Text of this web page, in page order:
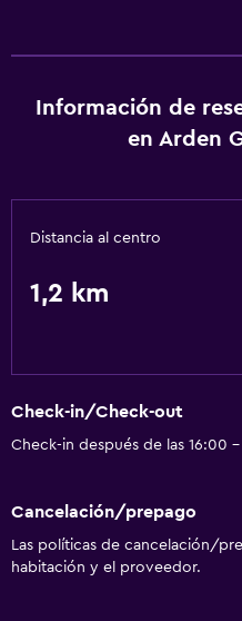
Información de
en Arden
Distancia al centro
1,2 km
Check-in/Check-out
Check-in después de las 16:00
Cancelación/prepago
Las políticas de cancelación/
habitación y el proveedor.